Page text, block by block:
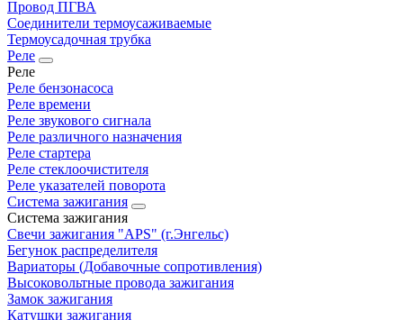
Провод ПГВА
Соединители термоусаживаемые
Термоусадочная трубка
Реле
Реле
Реле бензонасоса
Реле времени
Реле звукового сигнала
Реле различного назначения
Реле стартера
Реле стеклоочистителя
Реле указателей поворота
Система зажигания
Система зажигания
Свечи зажигания "APS" (г.Энгельс)
Бегунок распределителя
Вариаторы (Добавочные сопротивления)
Высоковольтные провода зажигания
Замок зажигания
Катушки зажигания